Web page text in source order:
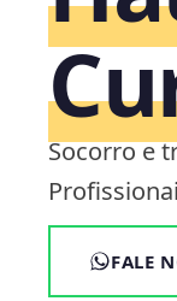
Socorro e
FALE